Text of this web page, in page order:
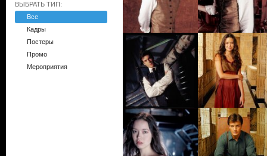
ВЫБРАТЬ ТИП:
Все
Кадры
Постеры
Промо
Мероприятия